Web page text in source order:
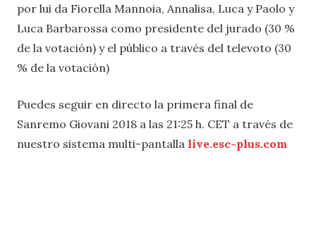
por lui da Fiorella Mannoia, Annalisa, Luca y Paolo y
Luca Barbarossa como presidente del jurado (30 %
de la votación) y el público a través del televoto (30
% de la votación)
Puedes seguir en directo la primera final de
Sanremo Giovani 2018 a las 21:25 h. CET a través de
nuestro sistema multi-pantalla live.esc-plus.com